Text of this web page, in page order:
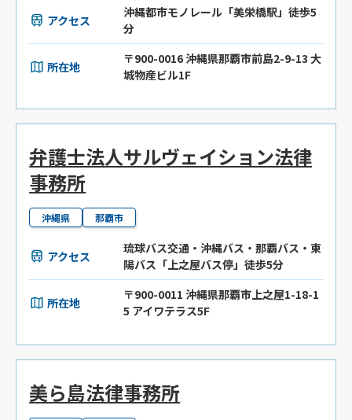
アクセス
沖縄都市モノレール「美栄橋駅」徒歩5
分
所在地
〒900-0016 沖縄県那覇市前島2-9-13 大
城物産ビル1F
弁護士法人サルヴェイション法律
事務所
沖縄県 那覇市
アクセス
琉球バス交通・沖縄バス・那覇バス・東
陽バス「上之屋バス停」徒歩5分
所在地
〒900-0011 沖縄県那覇市上之屋1-18-1
5 アイワテラス5F
美ら島法律事務所